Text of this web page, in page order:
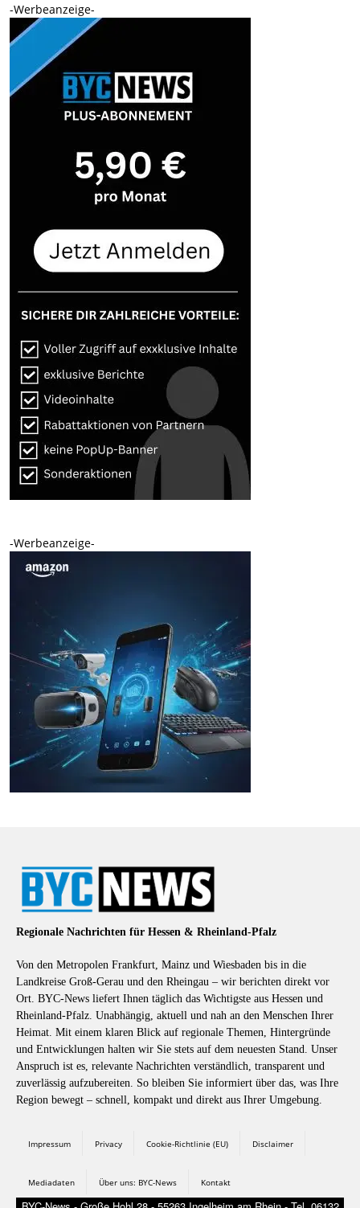
-Werbeanzeige-
-Werbeanzeige-
Regionale Nachrichten für Hessen & Rheinland-Pfalz
Von den Metropolen Frankfurt, Mainz und Wiesbaden bis in die
Landkreise Groß-Gerau und den Rheingau – wir berichten direkt vor
Ort. BYC-News liefert Ihnen täglich das Wichtigste aus Hessen und
Rheinland-Pfalz. Unabhängig, aktuell und nah an den Menschen Ihrer
Heimat. Mit einem klaren Blick auf regionale Themen, Hintergründe
und Entwicklungen halten wir Sie stets auf dem neuesten Stand. Unser
Anspruch ist es, relevante Nachrichten verständlich, transparent und
zuverlässig aufzubereiten. So bleiben Sie informiert über das, was Ihre
Region bewegt – schnell, kompakt und direkt aus Ihrer Umgebung.
Impressum Privacy Cookie-Richtlinie (EU) Disclaimer
Mediadaten Über uns: BYC-News Kontakt